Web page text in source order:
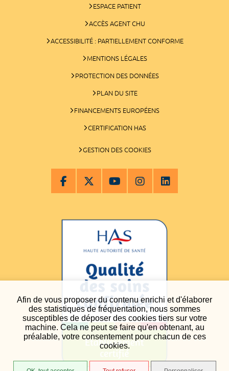
Afin de vous proposer du contenu enrichi et d'élaborer
des statistiques de fréquentation, nous sommes
susceptibles de déposer des cookies tiers sur votre
machine. Cela ne peut se faire qu'en obtenant, au
préalable, votre consentement pour chacun de ces
cookies.
ESPACE PATIENT
ACCÈS AGENT CHU
ACCESSIBILITÉ : PARTIELLEMENT CONFORME
MENTIONS LÉGALES
PROTECTION DES DONNÉES
PLAN DU SITE
FINANCEMENTS EUROPÉENS
CERTIFICATION HAS
GESTION DES COOKIES